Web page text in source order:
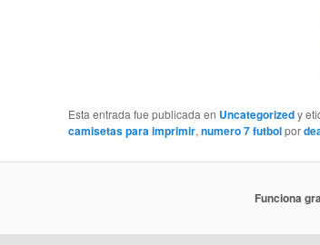
Esta entrada fue publicada en Uncategorizedy
camisetas para imprimir,numero 7 futbolpor
Funciona